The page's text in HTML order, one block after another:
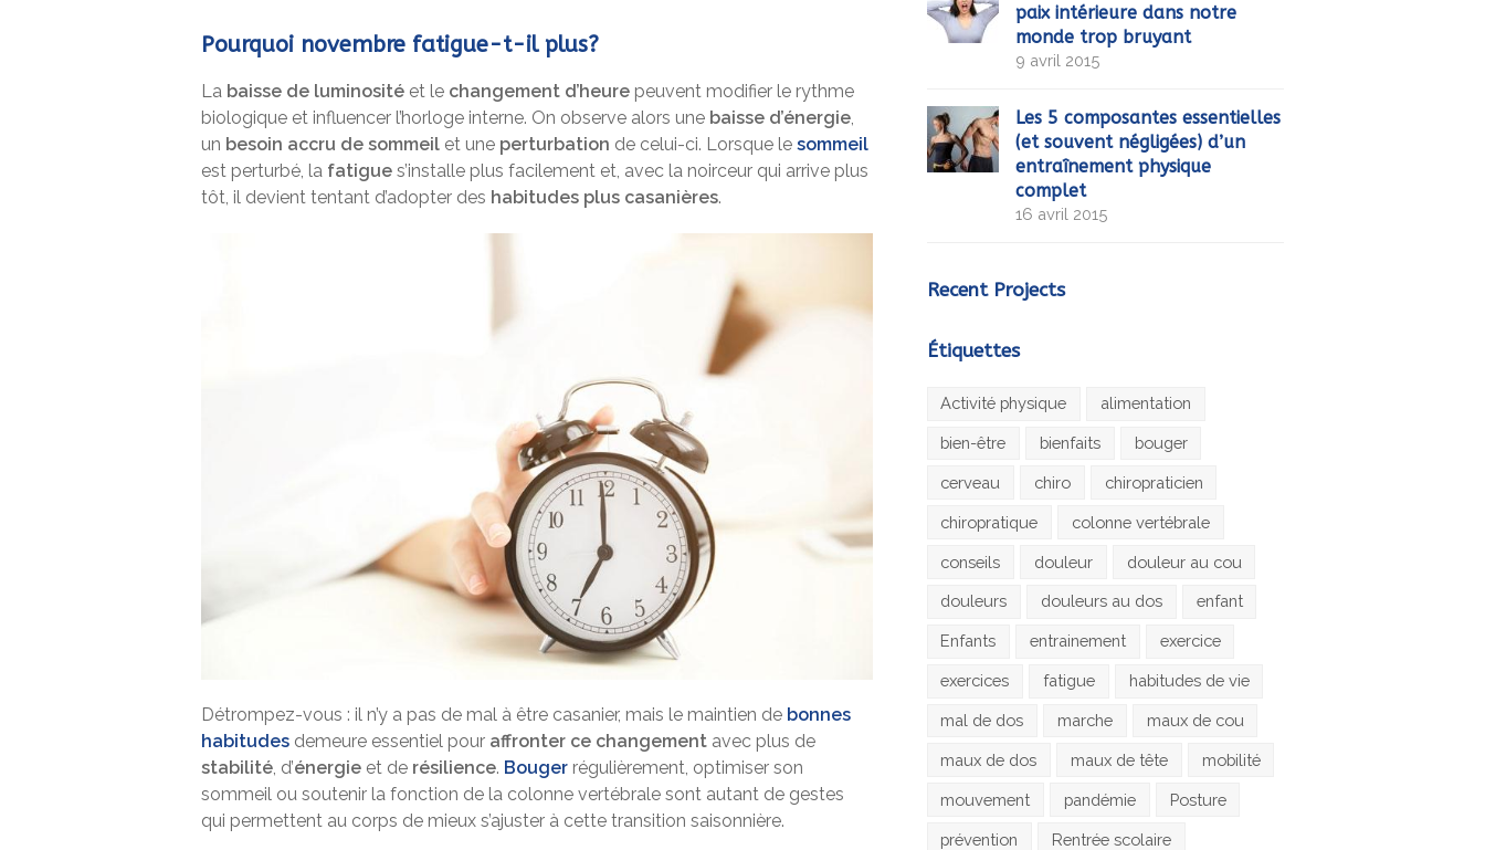
Pourquoi novembre fatigue-t-il plus?
La baisse de luminosité et le changement d’heure peuvent modifier le rythme
biologique et influencer l’horloge interne. On observe alors une baisse d’énergie
un besoin accru de sommeil et une perturbation de celui-ci. Lorsque le sommeil
est perturbé, la fatigue s’installe plus facilement et, avec la noirceur qui arrive plus
tôt, il devient tentant d’adopter des habitudes plus casanières.
Détrompez-vous : il n’y a pas de mal à être casanier, mais le maintien de bonnes
habitudes demeure essentiel pour affronter ce changement avec plus de
stabilité, d’énergie et de résilience. Bouger régulièrement, optimiser son
sommeil ou soutenir la fonction de la colonne vertébrale sont autant de gestes
qui permettent au corps de mieux s’ajuster à cette transition saisonnière.
paix intérieure dans notre
monde trop bruyant
9 avril 2015
Les 5 composantes essentielles
(et souvent négligées) d’un
entraînement physique
complet
16 avril 2015
Recent Projects
Étiquettes
Activité physique alimentation
bien-être bienfaits bouger
cerveau chiro chiropraticien
chiropratique colonne vertébrale
conseils douleur douleur au cou
douleurs douleurs au dos enfant
Enfants entrainement exercice
exercices fatigue habitudes de vie
mal de dos marche maux de cou
maux de dos maux de tête mobilité
mouvement pandémie Posture
prévention Rentrée scolaire